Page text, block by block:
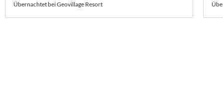
Übernachtet bei Geovillage Resort